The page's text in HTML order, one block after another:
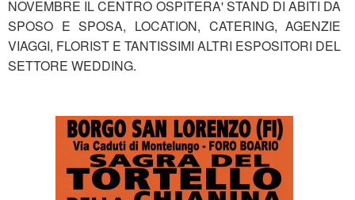
NOVEMBRE IL CENTRO OSPITERA' STAND DI ABITI DA
SPOSO E SPOSA, LOCATION, CATERING, AGENZIE
VIAGGI, FLORIST E TANTISSIMI ALTRI ESPOSITORI DEL
SETTORE WEDDING.